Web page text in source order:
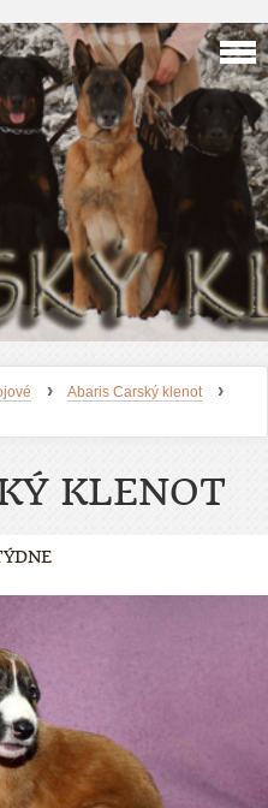
› Abaris Carský klenot ›
KLENOT